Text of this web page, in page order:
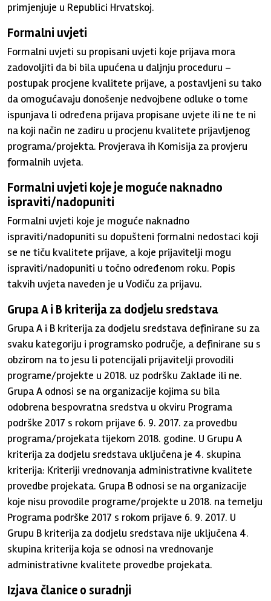
primjenjuje u Republici Hrvatskoj.
Formalni uvjeti
Formalni uvjeti su propisani uvjeti koje prijava mora
zadovoljiti da bi bila upućena u daljnju proceduru –
postupak procjene kvalitete prijave, a postavljeni su tako
da omogućavaju donošenje nedvojbene odluke o tome
ispunjava li određena prijava propisane uvjete ili ne te ni
na koji način ne zadiru u procjenu kvalitete prijavljenog
programa/projekta. Provjerava ih Komisija za provjeru
formalnih uvjeta.
Formalni uvjeti koje je moguće naknadno
ispraviti/nadopuniti
Formalni uvjeti koje je moguće naknadno
ispraviti/nadopuniti su dopušteni formalni nedostaci koji
se ne tiču kvalitete prijave, a koje prijavitelji mogu
ispraviti/nadopuniti u točno određenom roku. Popis
takvih uvjeta naveden je u Vodiču za prijavu.
Grupa A i B kriterija za dodjelu sredstava
Grupa A i B kriterija za dodjelu sredstava definirane su za
svaku kategoriju i programsko područje, a definirane su s
obzirom na to jesu li potencijali prijavitelji provodili
programe/projekte u 2018. uz podršku Zaklade ili ne.
Grupa A odnosi se na organizacije kojima su bila
odobrena bespovratna sredstva u okviru Programa
podrške 2017 s rokom prijave 6. 9. 2017. za provedbu
programa/projekata tijekom 2018. godine. U Grupu A
kriterija za dodjelu sredstava uključena je 4. skupina
kriterija: Kriteriji vrednovanja administrativne kvalitete
provedbe projekata. Grupa B odnosi se na organizacije
koje nisu provodile programe/projekte u 2018. na temelju
Programa podrške 2017 s rokom prijave 6. 9. 2017. U
Grupu B kriterija za dodjelu sredstava nije uključena 4.
skupina kriterija koja se odnosi na vrednovanje
administrativne kvalitete provedbe projekata.
Izjava članice o suradnji